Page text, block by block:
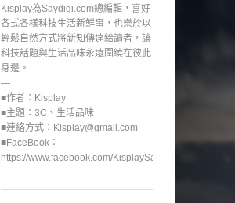
Kisplay為Saydigi.com總編輯，喜好
各式各樣科技生活新鮮事，也樂於以
輕鬆自然方式將新知傳達給讀者，讓
科技話題與生活品味永遠圍繞在彼此
身邊。
—
■作者：Kisplay
■主題：3C、生活品味
■連絡方式：Kisplay@gmail.com
■FaceBook：
https://www.facebook.com/KisplaySayGoodbuy/